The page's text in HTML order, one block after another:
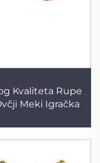
Kvaliteta Rupe
Meki Igračka